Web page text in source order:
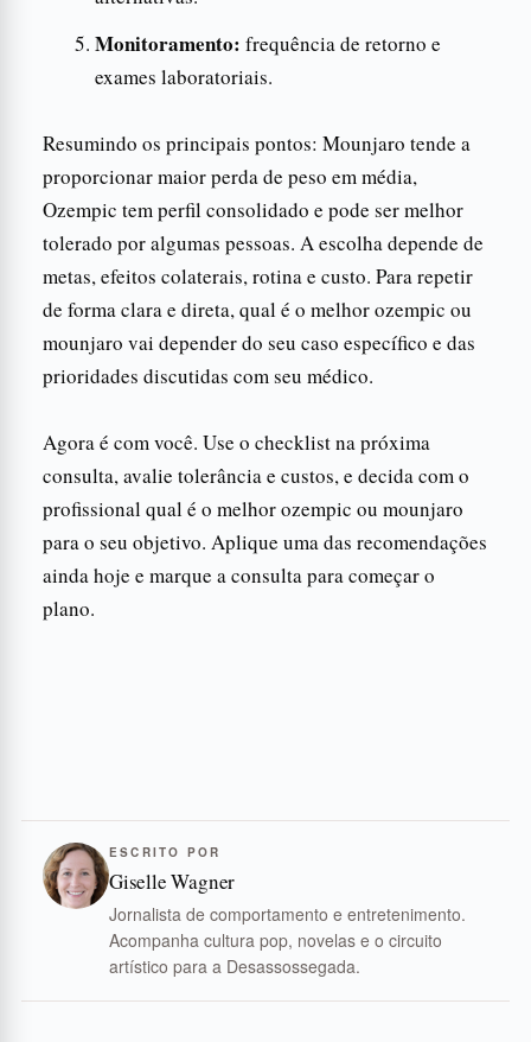
Monitoramento: frequência de retorno e
exames laboratoriais.
Resumindo os principais pontos: Mounjaro tende a
proporcionar maior perda de peso em média,
Ozempic tem perfil consolidado e pode ser melhor
tolerado por algumas pessoas. A escolha depende de
metas, efeitos colaterais, rotina e custo. Para repetir
de forma clara e direta, qual é o melhor ozempic ou
mounjaro vai depender do seu caso específico e das
prioridades discutidas com seu médico.
Agora é com você. Use o checklist na próxima
consulta, avalie tolerância e custos, e decida com o
profissional qual é o melhor ozempic ou mounjaro
para o seu objetivo. Aplique uma das recomendações
ainda hoje e marque a consulta para começar o
plano.
ESCRITO POR
Giselle Wagner
Jornalista de comportamento e entretenimento.
Acompanha cultura pop, novelas e o circuito
artístico para a Desassossegada.